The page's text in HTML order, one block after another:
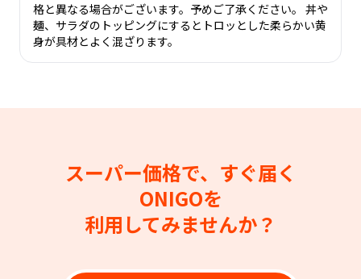
格と異なる場合がございます。予めご了承ください。 丼や
麺、サラダのトッピングにするとトロッとした柔らかい黄
身が具材とよく混ざります。
スーパー価格で、すぐ届く
ONIGOを
利用してみませんか？